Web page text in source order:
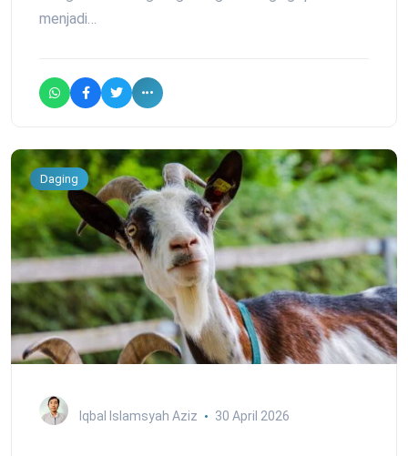
menjadi…
Daging
Iqbal Islamsyah Aziz 30 April 2026